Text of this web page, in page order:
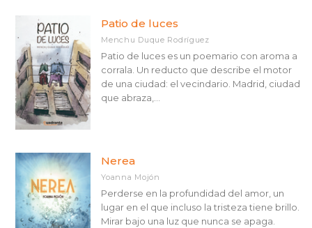
Patio de luces
Menchu Duque Rodríguez
Patio de luces es un poemario con aroma a
corrala. Un reducto que describe el motor
de una ciudad: el vecindario. Madrid, ciudad
que abraza,...
Nerea
Yoanna Mojón
Perderse en la profundidad del amor, un
lugar en el que incluso la tristeza tiene brillo.
Mirar bajo una luz que nunca se apaga.